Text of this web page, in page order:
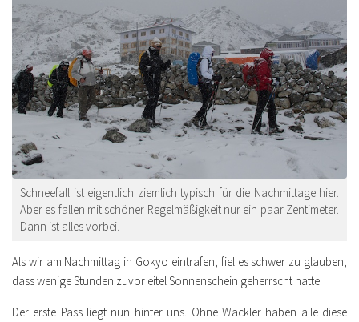
Schneefall ist eigentlich ziemlich typisch für die Nachmittage hier.
Aber es fallen mit schöner Regelmäßigkeit nur ein paar Zentimeter.
Dann ist alles vorbei.
Als wir am Nachmittag in Gokyo eintrafen, fiel es schwer zu glauben,
dass wenige Stunden zuvor eitel Sonnenschein geherrscht hatte.
Der erste Pass liegt nun hinter uns. Ohne Wackler haben alle diese